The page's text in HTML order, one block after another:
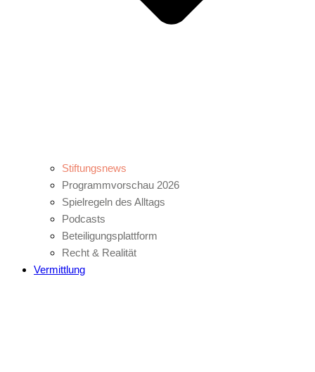
Stiftungsnews
Programmvorschau 2026
Spielregeln des Alltags
Podcasts
Beteiligungsplattform
Recht & Realität
Vermittlung